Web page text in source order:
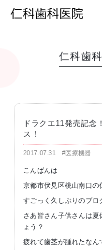
仁科歯
ドラクエ11発売記念
ス！
2017.07.31#医療機器
こんばんは
京都市伏見区桃山南口の
すごっく久しぶりのブロ
さあ皆さん子供さんは夏
ょう？
疲れて歯茎が腫れたなん